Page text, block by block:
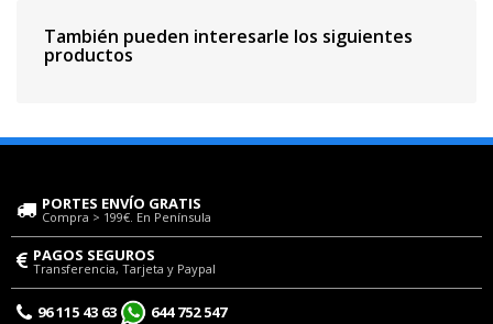
También pueden interesarle los siguientes
productos
PORTES ENVÍO GRATIS
Compra > 199€. En Península
PAGOS SEGUROS
Transferencia, Tarjeta y Paypal
96 115 43 63 644 752 547